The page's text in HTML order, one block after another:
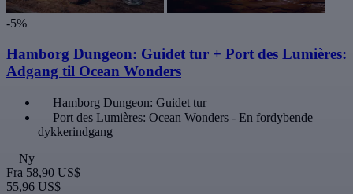
-5%
Hamborg Dungeon: Guidet tur + Port des Lumières:
Adgang til Ocean Wonders
Hamborg Dungeon: Guidet tur
Port des Lumières: Ocean Wonders - En fordybende
dykkerindgang
Ny
Fra 58,90 US$
55,96 US$